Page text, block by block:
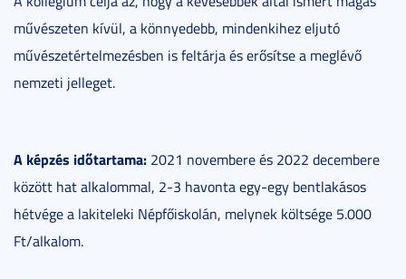
művészeten kívül, a könnyedebb, mindenkihez eljutó
művészetértelmezésben is feltárja és erősítse a meglévő
nemzeti jelleget.
A képzés időtartama: 2021 novembere és 2022 decembere
között hat alkalommal, 2-3 havonta egy-egy bentlakásos
hétvége a lakiteleki Népfőiskolán, melynek költsége 5.000
Ft/alkalom.